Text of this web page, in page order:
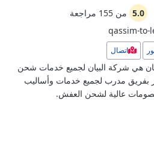
5.0 من 155 مراجعة
qassim-to-
اتصال
هي شركة البيان لجميع خدمات شحن
بفريق مدرب لجميع خدمات وأساليب
عالية لشحن العفش.